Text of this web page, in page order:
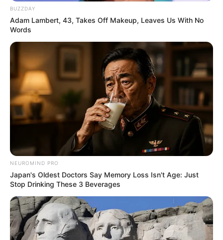
BUZZDAY
Adam Lambert, 43, Takes Off Makeup, Leaves Us With No
Words
NEUROMIND PRO
Japan's Oldest Doctors Say Memory Loss Isn't Age: Just
Stop Drinking These 3 Beverages